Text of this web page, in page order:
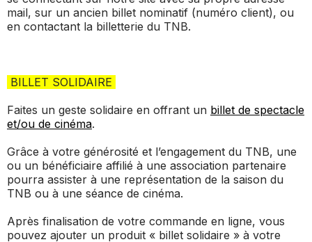
mail, sur un ancien billet nominatif (numéro client), ou
en contactant la billetterie du TNB.
BILLET SOLIDAIRE
Faites un geste solidaire en offrant un billet de spectacle
et/ou de cinéma.
Grâce à votre générosité et l’engagement du TNB, une
ou un bénéficiaire affilié à une association partenaire
pourra assister à une représentation de la saison du
TNB ou à une séance de cinéma.
Après finalisation de votre commande en ligne, vous
pouvez ajouter un produit « billet solidaire » à votre